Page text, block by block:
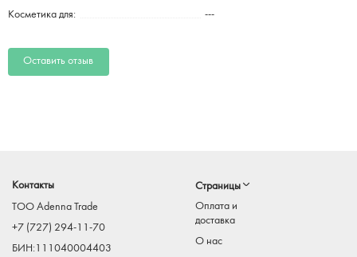
Косметика для: ---
Оставить отзыв
Контакты
TOO Adenna Trade
+7 (727) 294-11-70
БИН:111040004403
Страницы
Оплата и
доставка
О нас